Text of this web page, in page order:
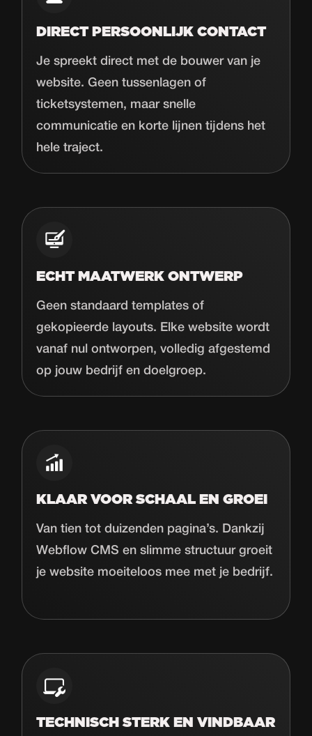
DIRECT PERSOONLIJK CONTACT
Je spreekt direct met de bouwer van je
website. Geen tussenlagen of
ticketsystemen, maar snelle
communicatie en korte lijnen tijdens het
hele traject.
ECHT MAATWERK ONTWERP
Geen standaard templates of
gekopieerde layouts. Elke website wordt
vanaf nul ontworpen, volledig afgestemd
op jouw bedrijf en doelgroep.
KLAAR VOOR SCHAAL EN GROEI
Van tien tot duizenden pagina’s. Dankzij
Webflow CMS en slimme structuur groeit
je website moeiteloos mee met je bedrijf.
TECHNISCH STERK EN VINDBAAR